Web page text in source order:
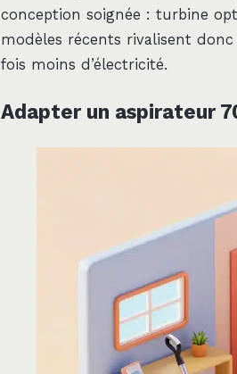
conception soignée : turbine
modèles récents rivalisent
fois moins d’électricité.
Adapter un aspirateur